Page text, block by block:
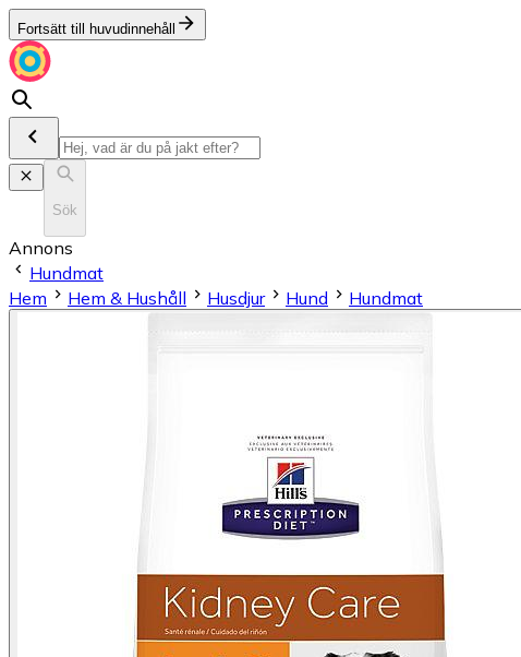
Fortsätt till huvudinnehåll
Sök
Annons
Hundmat
Hem
Hem & Hushåll Husdjur Hund Hundmat